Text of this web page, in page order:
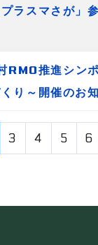
ラスマさが」
RMO推進シン
り～開催のお
3 4 5 6